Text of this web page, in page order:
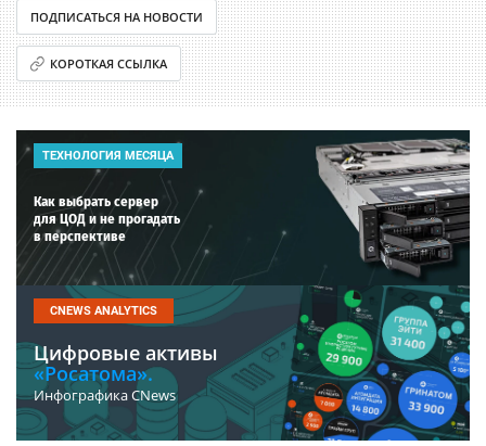
ПОДПИСАТЬСЯ НА НОВОСТИ
КОРОТКАЯ ССЫЛКА
ТЕХНОЛОГИЯ МЕСЯЦА
Как выбрать сервер
для ЦОД и не прогадать
в перспективе
CNEWS ANALYTICS
Цифровые активы
«Росатома».
Инфографика CNews